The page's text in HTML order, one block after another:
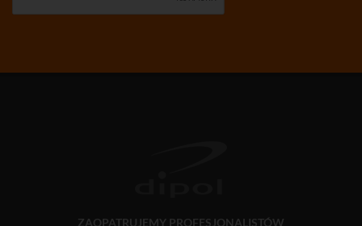
ZAOPATRUJEMY PROFESJONALISTÓW